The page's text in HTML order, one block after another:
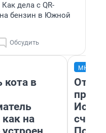
дела с QR-
бензин в Южной
Обсудить
кота в
как на